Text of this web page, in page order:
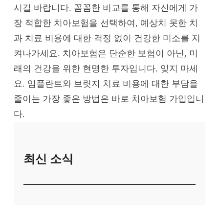
시길 바랍니다. 꼼꼼한 비교를 통해 자신에게 가
장 적합한 치아보험을 선택하여, 예상치 못한 치
과 치료 비용에 대한 걱정 없이 건강한 미소를 지
켜나가세요. 치아보험은 단순한 보험이 아닌, 미
래의 건강을 위한 현명한 투자입니다. 잊지 마세
요. 임플란트와 브릿지 치료 비용에 대한 부담을
줄이는 가장 좋은 방법은 바로 치아보험 가입입니
다.
최신 소식